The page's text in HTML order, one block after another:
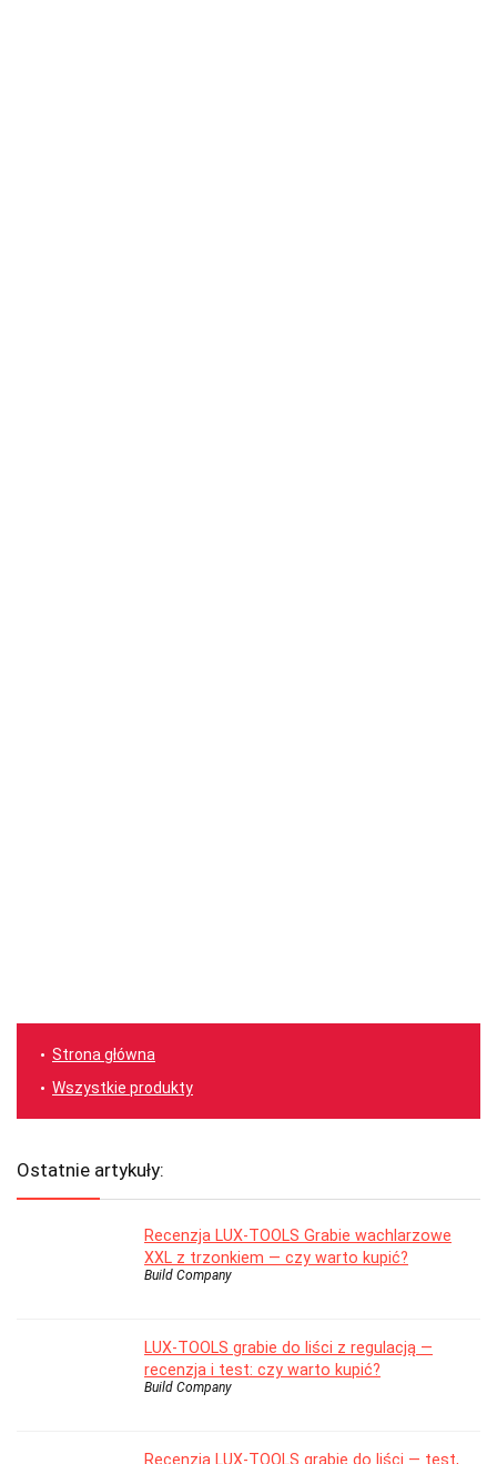
Strona główna
Wszystkie produkty
Ostatnie artykuły:
Recenzja LUX-TOOLS Grabie wachlarzowe
XXL z trzonkiem — czy warto kupić?
Build Company
LUX-TOOLS grabie do liści z regulacją —
recenzja i test: czy warto kupić?
Build Company
Recenzja LUX-TOOLS grabie do liści — test,